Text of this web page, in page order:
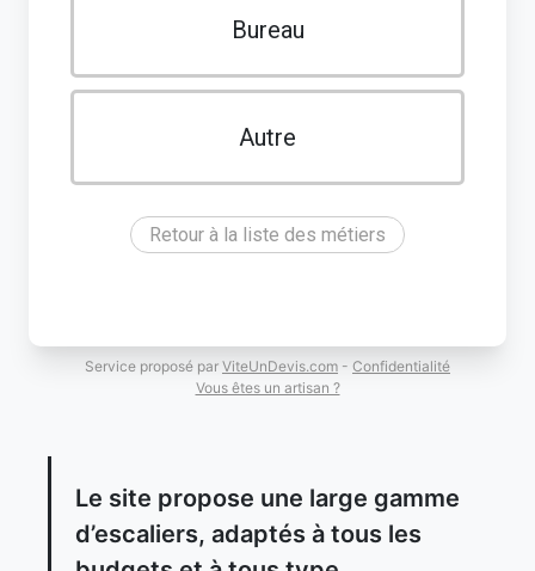
Bureau
Autre
Retour à la liste des métiers
Service proposé par ViteUnDevis.com - Confidentialité
Vous êtes un artisan ?
Le site propose une large gamme
d’escaliers, adaptés à tous les